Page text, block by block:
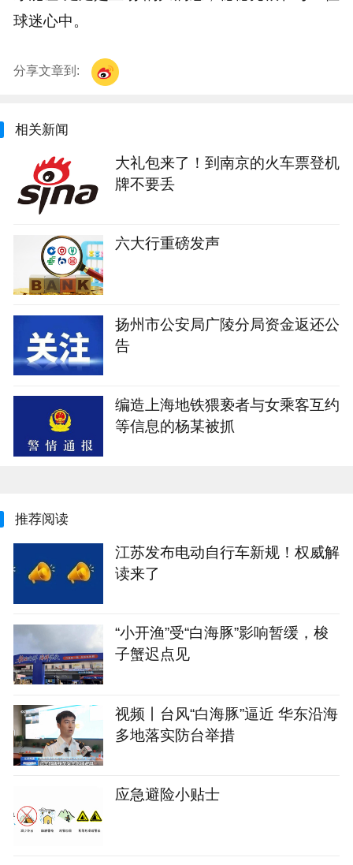
球迷心中。
分享文章到:
相关新闻
大礼包来了！到南京的火车票登机
牌不要丢
六大行重磅发声
扬州市公安局广陵分局资金返还公
告
编造上海地铁猥亵者与女乘客互约
等信息的杨某被抓
推荐阅读
江苏发布电动自行车新规！权威解
读来了
“小开渔”受“白海豚”影响暂缓，梭
子蟹迟点见
视频丨台风“白海豚”逼近 华东沿海
多地落实防台举措
应急避险小贴士